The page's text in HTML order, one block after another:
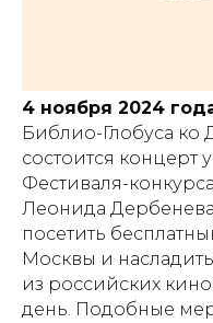
4 ноября 2024
Библио-Глобуса ко
состоится концерт
Фестиваля-
Леонида
посетить
Москвы и
из российских
день. Подобные